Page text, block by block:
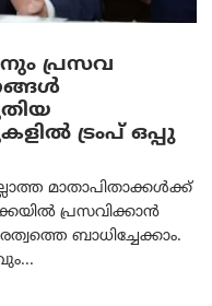
പ്രസവ
ട്രംപ് ഒപ്പു
മാതാപിതാക്കൾക്ക്
പ്രസവിക്കാൻ
ബാധിച്ചേക്കാം.